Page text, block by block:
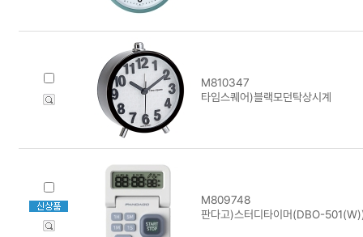
M810347
타임스퀘어)블랙모던탁상시계
M809748
판다고)스터디타이머(DBO-